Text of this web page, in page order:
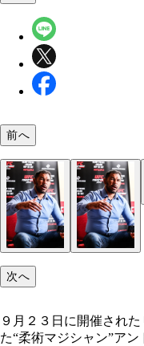
現在はＵＦ
オ・デ・ジ
ノゲイラに
ヤーエンコ
絶頂期のボ
国立競技場の
ミルコの打
固めで大逆
前へ
次へ
９月２３日に開催され
た“柔術マジシャン”ア